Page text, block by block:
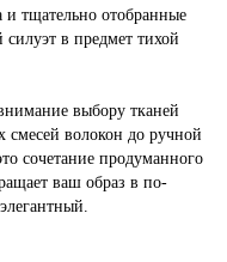
и тщательно отобранные
в предмет тихой
выбору тканей
смесей волокон до ручной
сочетание продуманного
ваш образ в по-